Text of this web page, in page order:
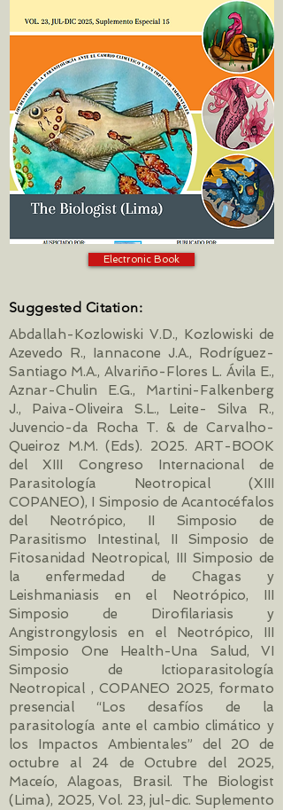
Electronic Book
Suggested Citation:
Abdallah-Kozlowiski V.D., Kozlowiski de
Azevedo R., Iannacone J.A., Rodríguez-
Santiago M.A., Alvariño-Flores L. Ávila E.,
Aznar-Chulin E.G., Martini-Falkenberg
J., Paiva-Oliveira S.L., Leite- Silva R.,
Juvencio-da Rocha T. & de Carvalho-
Queiroz M.M. (Eds). 2025. ART-BOOK
del XIII Congreso Internacional de
Parasitología Neotropical (XIII
COPANEO), I Simposio de Acantocéfalos
del Neotrópico, II Simposio de
Parasitismo Intestinal, II Simposio de
Fitosanidad Neotropical, III Simposio de
la enfermedad de Chagas y
Leishmaniasis en el Neotrópico, III
Simposio de Dirofilariasis y
Angistrongylosis en el Neotrópico, III
Simposio One Health-Una Salud, VI
Simposio de Ictioparasitología
Neotropical , COPANEO 2025, formato
presencial “Los desafíos de la
parasitología ante el cambio climático y
los Impactos Ambientales” del 20 de
octubre al 24 de Octubre del 2025,
Maceío, Alagoas, Brasil. The Biologist
(Lima), 2025, Vol. 23, jul-dic. Suplemento